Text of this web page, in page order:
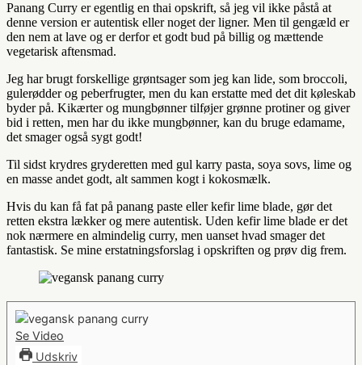
Panang Curry er egentlig en thai opskrift, så jeg vil ikke påstå at
denne version er autentisk eller noget der ligner. Men til gengæld er
den nem at lave og er derfor et godt bud på billig og mættende
vegetarisk aftensmad.
Jeg har brugt forskellige grøntsager som jeg kan lide, som broccoli,
gulerødder og peberfrugter, men du kan erstatte med det dit køleskab
byder på. Kikærter og mungbønner tilføjer grønne protiner og giver
bid i retten, men har du ikke mungbønner, kan du bruge edamame,
det smager også sygt godt!
Til sidst krydres gryderetten med gul karry pasta, soya sovs, lime og
en masse andet godt, alt sammen kogt i kokosmælk.
Hvis du kan få fat på panang paste eller kefir lime blade, gør det
retten ekstra lækker og mere autentisk. Uden kefir lime blade er det
nok nærmere en almindelig curry, men uanset hvad smager det
fantastisk. Se mine erstatningsforslag i opskriften og prøv dig frem.
Se Video
Udskriv